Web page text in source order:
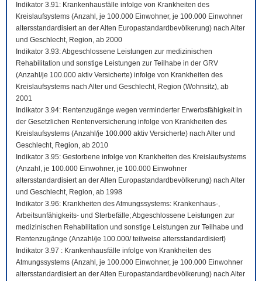
Indikator 3.91: Krankenhausfälle infolge von Krankheiten des
Kreislaufsystems (Anzahl, je 100.000 Einwohner, je 100.000 Einwohner
altersstandardisiert an der Alten Europastandardbevölkerung) nach Alter
und Geschlecht, Region, ab 2000
Indikator 3.93: Abgeschlossene Leistungen zur medizinischen
Rehabilitation und sonstige Leistungen zur Teilhabe in der GRV
(Anzahl/je 100.000 aktiv Versicherte) infolge von Krankheiten des
Kreislaufsystems nach Alter und Geschlecht, Region (Wohnsitz), ab
2001
Indikator 3.94: Rentenzugänge wegen verminderter Erwerbsfähigkeit in
der Gesetzlichen Rentenversicherung infolge von Krankheiten des
Kreislaufsystems (Anzahl/je 100.000 aktiv Versicherte) nach Alter und
Geschlecht, Region, ab 2010
Indikator 3.95: Gestorbene infolge von Krankheiten des Kreislaufsystems
(Anzahl, je 100.000 Einwohner, je 100.000 Einwohner
altersstandardisiert an der Alten Europastandardbevölkerung) nach Alter
und Geschlecht, Region, ab 1998
Indikator 3.96: Krankheiten des Atmungssystems: Krankenhaus-,
Arbeitsunfähigkeits- und Sterbefälle; Abgeschlossene Leistungen zur
medizinischen Rehabilitation und sonstige Leistungen zur Teilhabe und
Rentenzugänge (Anzahl/je 100.000/ teilweise altersstandardisiert)
Indikator 3.97 : Krankenhausfälle infolge von Krankheiten des
Atmungssystems (Anzahl, je 100.000 Einwohner, je 100.000 Einwohner
altersstandardisiert an der Alten Europastandardbevölkerung) nach Alter